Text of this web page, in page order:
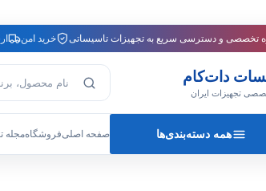
تخصصی و دسترسی سریع به تجهیزات تاسیساتی خرید امن
دات‌کام
تجهیزات ایران جست‌وجوی
همه دسته‌بندی‌ها صفحه اصلیفروشگاه